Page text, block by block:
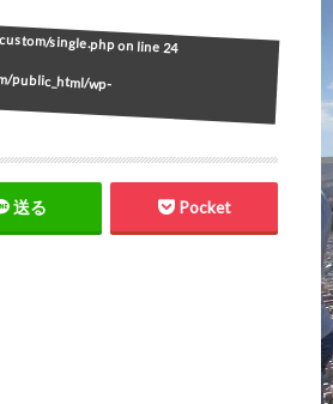
single.php on line24
public_html/wp-
送る Pocket